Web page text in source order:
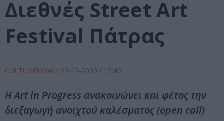
Διεθνές Street Art
Festival Πάτρας
CULTURENOW / 22-12-2020 / 15:46
Η Art in Progress ανακοινώνει και φέτος την
διεξαγωγή ανοιχτού καλέσματος (open call)